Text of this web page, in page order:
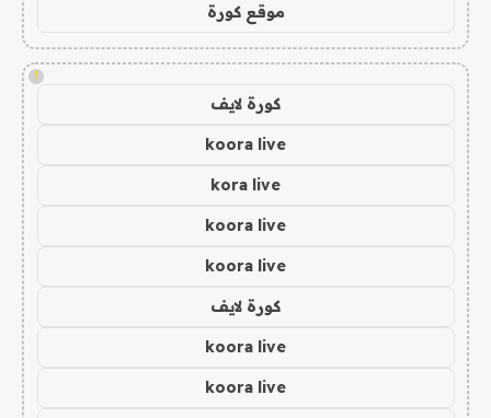
موقع كورة
!
كورة لايف
koora live
kora live
koora live
koora live
كورة لايف
koora live
koora live